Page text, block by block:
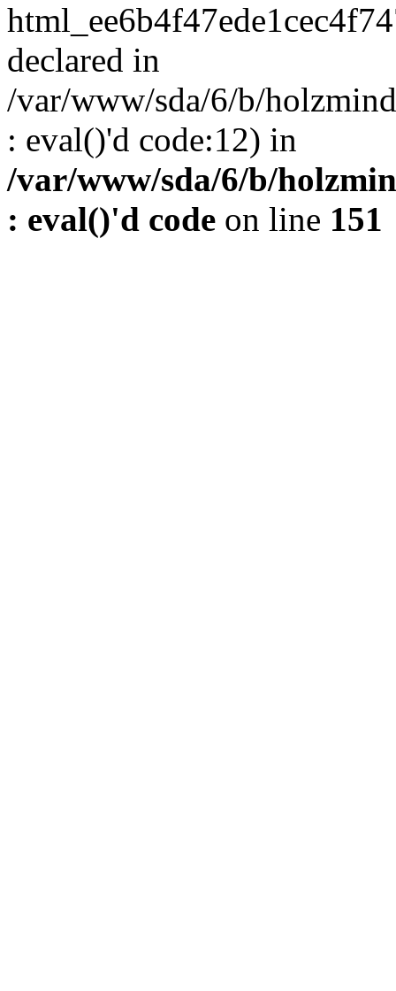
declared in
/var/www/sda/6/b/
: eval()'d code:12) in
/var/www/sda/6/b/
: eval()'d code on line 151